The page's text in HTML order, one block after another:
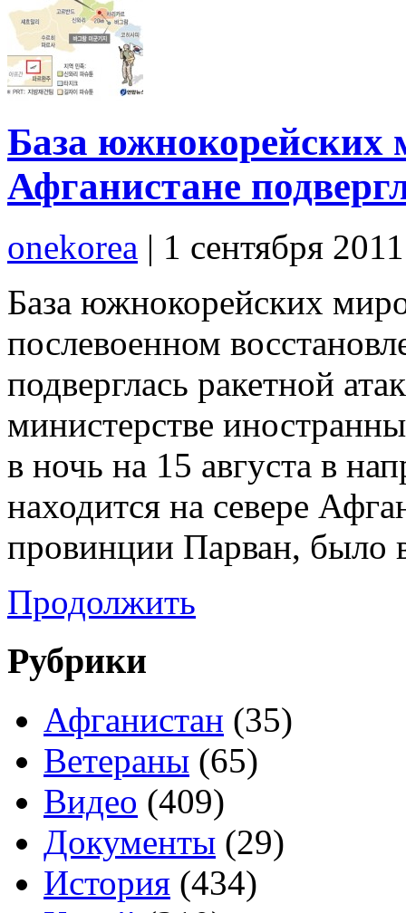
База южнокорейских
Афганистане
onekorea | 1 сентября
База южнокорейских
послевоенном
подверглась ракетной
министерстве
в ночь на 15 августа в
находится на севере
провинции Парван, было
Продолжить
Рубрики
Афганистан (35)
Ветераны (65)
Видео (409)
Документы (29)
История (434)